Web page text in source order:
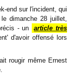
end sur l'incident, qui
dimanche 28 juillet,
- un
article très
d'avoir offensé lors
rougir même Ernest